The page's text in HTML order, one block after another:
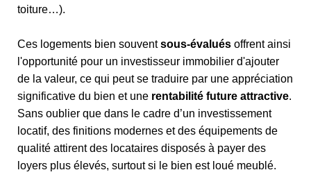
toiture…).
Ces logements bien souventsous-évalués offrent ainsi
l'opportunité pour un investisseur immobilier d'ajouter
de la valeur, ce qui peut se traduire par une appréciation
significative du bien et une rentabilité future attractive.
Sans oublier que dans le cadre d’un investissement
locatif, des finitions modernes et des équipements de
qualité attirent des locataires disposés à payer des
loyers plus élevés, surtout si le bien est loué meublé.